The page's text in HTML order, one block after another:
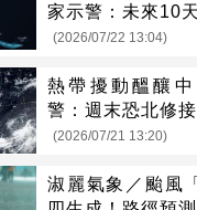
家示警：未來10
(2026/07/22 13:04)
熱帶擾動醞釀
警：週末恐北修
(2026/07/21 13:20)
淑麗氣象／颱風